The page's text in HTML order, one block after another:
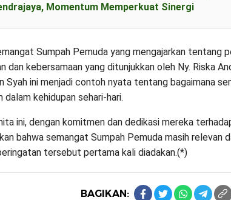
Momentum Memperkuat Sinergi
Sumpah Pemuda yang mengajarkan tentang
dan kebersamaan yang ditunjukkan oleh Ny. Riska
Syah ini menjadi contoh nyata tentang bagaimana
dalam kehidupan sehari-hari.
ini, dengan komitmen dan dedikasi mereka
bahwa semangat Sumpah Pemuda masih relevan
tersebut pertama kali diadakan.(*)
BAGIKAN: